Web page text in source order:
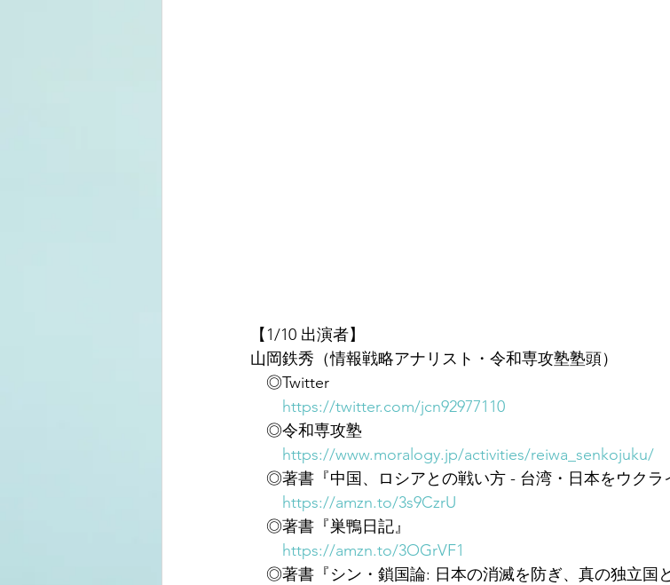
【1/10 出演者】
山岡鉄秀（情報戦略アナリスト・令和専攻塾塾頭）
◎Twitter
https://twitter.com/jcn92977110
◎令和専攻塾
https://www.moralogy.jp/activities/reiwa_senkojuku/
◎著書『中国、ロシアとの戦い方 - 台湾・日本をウクラ
https://amzn.to/3s9CzrU
◎著書『巣鴨日記』
https://amzn.to/3OGrVF1
◎著書『シン・鎖国論: 日本の消滅を防ぎ、真の独立国